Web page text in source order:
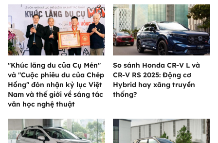
"Khúc lãng du của Cụ Mén"
và "Cuộc phiêu du của Chép
Hồng" đón nhận kỷ lục Việt
Nam và thế giới về sáng tác
văn học nghệ thuật
So sánh Honda CR-V L và
CR-V RS 2025: Động cơ
Hybrid hay xăng truyền
thống?